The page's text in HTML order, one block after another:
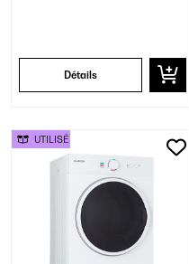
Détails
UTILISÉ